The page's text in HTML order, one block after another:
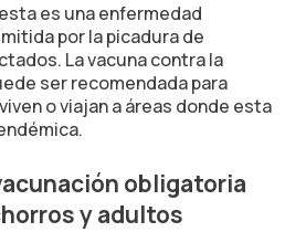
es una enfermedad
por la picadura de
La vacuna contra la
ser recomendada para
o viajan a áreas donde esta
obligatoria
y adultos